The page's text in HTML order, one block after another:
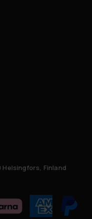
Helsingfors, Finland